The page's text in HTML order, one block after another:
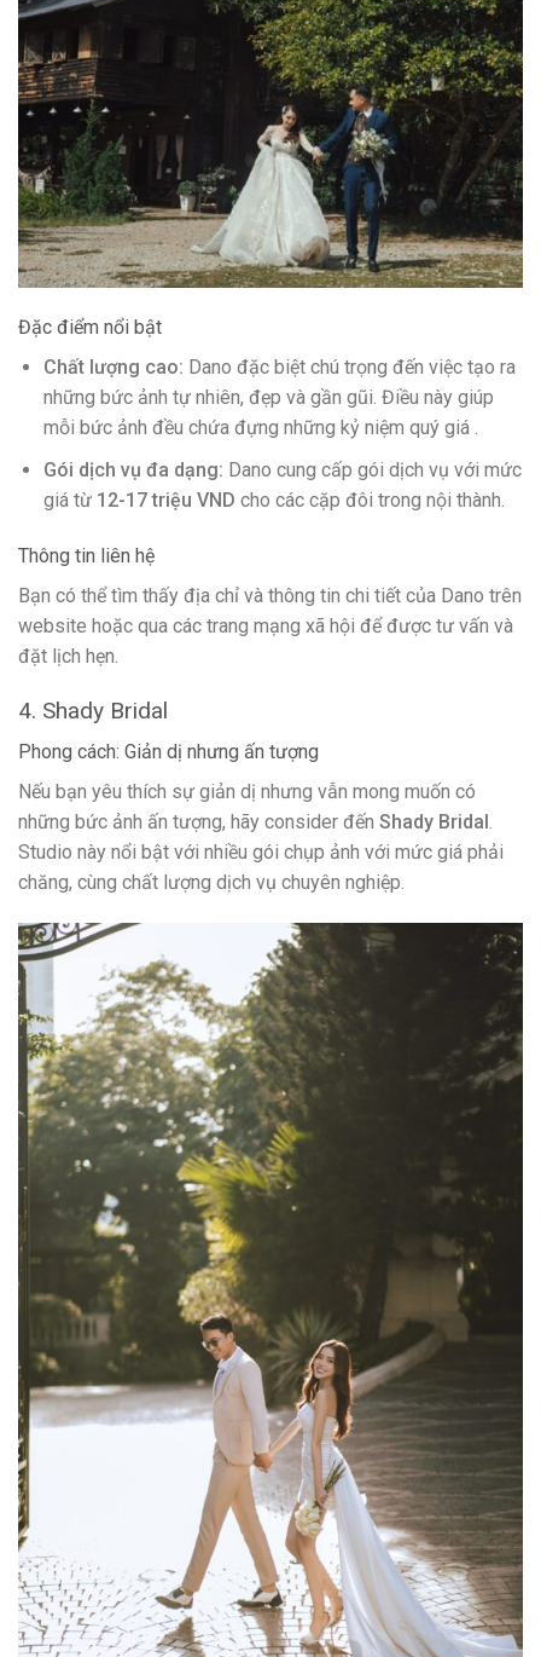
Đặc điểm nổi bật
Chất lượng cao: Dano đặc biệt chú trọng đến việc tạo ra
những bức ảnh tự nhiên, đẹp và gần gũi. Điều này giúp
mỗi bức ảnh đều chứa đựng những kỷ niệm quý giá .
Gói dịch vụ đa dạng: Dano cung cấp gói dịch vụ với mức
giá từ 12-17 triệu VND cho các cặp đôi trong nội thành.
Thông tin liên hệ
Bạn có thể tìm thấy địa chỉ và thông tin chi tiết của Dano trên
website hoặc qua các trang mạng xã hội để được tư vấn và
đặt lịch hẹn.
4. Shady Bridal
Phong cách: Giản dị nhưng ấn tượng
Nếu bạn yêu thích sự giản dị nhưng vẫn mong muốn có
những bức ảnh ấn tượng, hãy consider đến Shady Bridal .
Studio này nổi bật với nhiều gói chụp ảnh với mức giá phải
chăng, cùng chất lượng dịch vụ chuyên nghiệp.